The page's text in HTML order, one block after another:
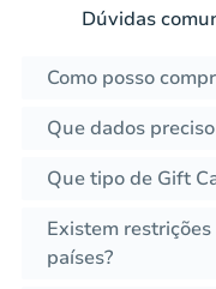
Dúvidas
Como posso
Que dados
Que tipo de Gift
Existem
países?